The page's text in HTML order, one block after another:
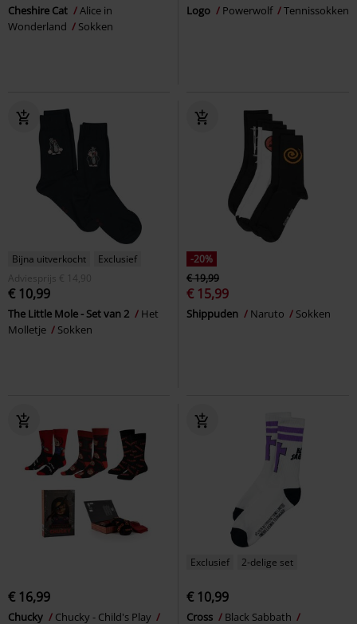
Cheshire Cat
Alice in
Wonderland
Sokken
Logo Powerwolf Tennissokken
Bijna uitverkocht
Exclusief
Adviesprijs
€ 14,90
€ 10,99
The Little Mole - Set van 2
Het
Molletje
Sokken
-20%
€ 19,99
€ 15,99
Shippuden Naruto Sokken
€ 16,99
Chucky
Chucky - Child's Play
Exclusief 2-delige set
€ 10,99
Cross
Black Sabbath